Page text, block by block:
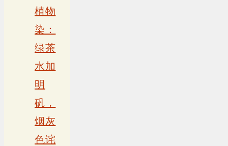
植物
染：
绿茶
水加
明
矾，
烟灰
色诧